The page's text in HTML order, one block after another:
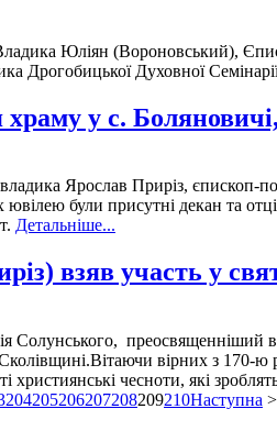
Юліян (Вороновський),
Дрогобицької Духовної
храму у с.
Ярослав Приріз, єпископ-
були присутні декан та
Детальніше...
взяв участь у
Солунського, преосвященніший
вірних з 170-
чесноти, які
204205206207208209210Наступна >